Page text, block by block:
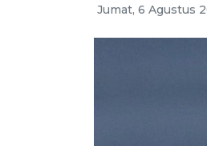
Jumat, 6 Agustus